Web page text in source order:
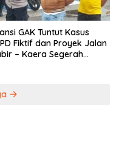
GAK Tuntut Kasus
Fiktif dan Proyek Jalan
– Kaera Segerah